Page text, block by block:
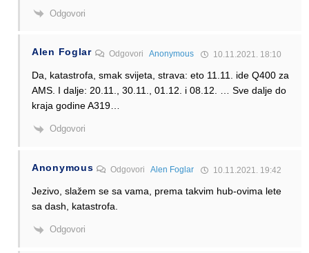
Odgovori
Alen Foglar Odgovori Anonymous 10.11.2021. 18:10
Da, katastrofa, smak svijeta, strava: eto 11.11. ide Q400 za
AMS. I dalje: 20.11., 30.11., 01.12. i 08.12. … Sve dalje do
kraja godine A319…
Odgovori
Anonymous OdgovoriAlen Foglar 10.11.2021. 19:42
Jezivo, slažem se sa vama, prema takvim hub-ovima lete
sa dash, katastrofa.
Odgovori